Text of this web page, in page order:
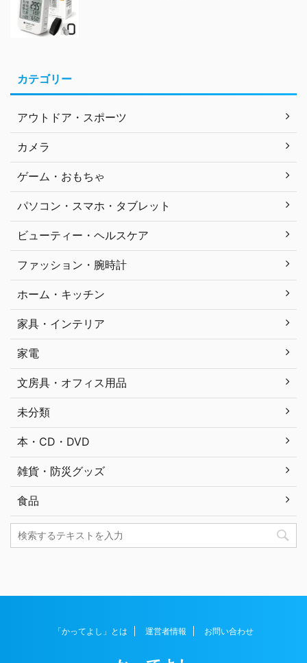
カテゴリー
アウトドア・スポーツ
カメラ
ゲーム・おもちゃ
パソコン・スマホ・タブレット
ビューティー・ヘルスケア
ファッション・腕時計
ホーム・キッチン
家具・インテリア
家電
文房具・オフィス用品
未分類
本・CD・DVD
雑貨・防災グッズ
食品
「かってよし」とは 運営者情報 お問い合わせ